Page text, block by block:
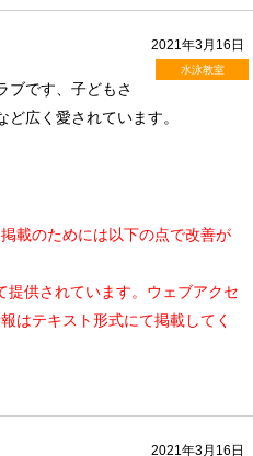
2021年3月16日
水泳教室
ブです、子どもさ
広く愛されています。
載のためには以下の点で改善が
提供されています。ウェブアクセ
はテキスト形式にて掲載してく
2021年3月16日